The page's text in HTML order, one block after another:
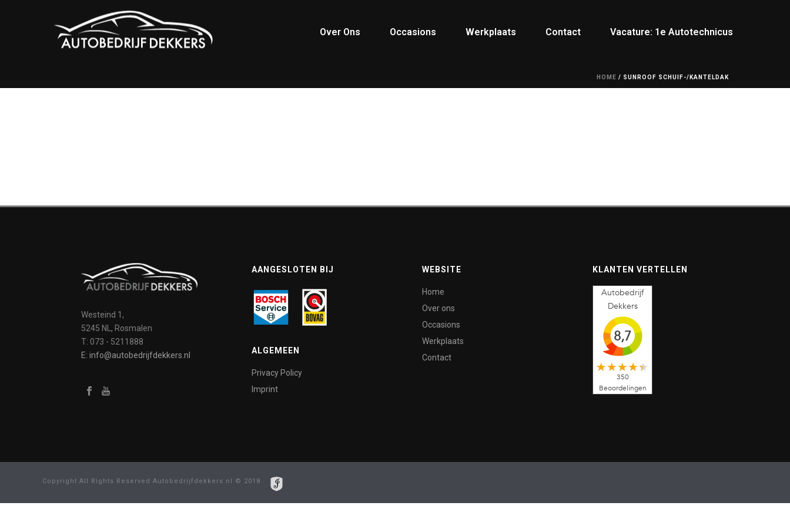
Over Ons Occasions Werkplaats Contact Vacature: 1e Autotechnicus
HOME / SUNROOF SCHUIF-/KANTELDAK
Westeind 1,
5245 NL, Rosmalen
T: 073 - 5211888
E: info@autobedrijfdekkers.nl
AANGESLOTEN BIJ
ALGEMEEN
Privacy Policy
Imprint
WEBSITE
Home
Over ons
Occasions
Werkplaats
Contact
KLANTEN VERTELLEN
Autobedrijf
Dekkers
8,7
350
Beoordelingen
Copyright All Rights Reserved Autobedrijfdekkers.nl © 2018